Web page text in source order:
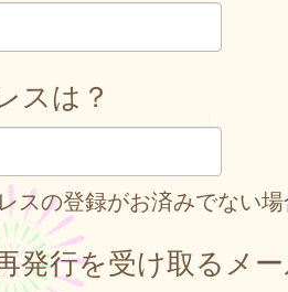
スは？
スの登録がお済みでない
発行を受け取るメ